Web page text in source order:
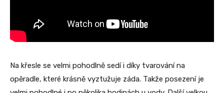
Na křesle se velmi pohodlně sedí i díky tvarování na
opěradle, které krásně vyztužuje záda. Takže posezení je